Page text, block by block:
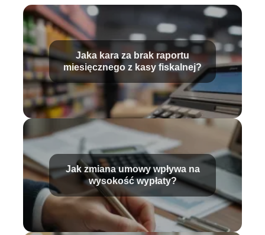
Jaka kara za brak raportu
miesięcznego z kasy fiskalnej?
Jak zmiana umowy wpływa na
wysokość wypłaty?